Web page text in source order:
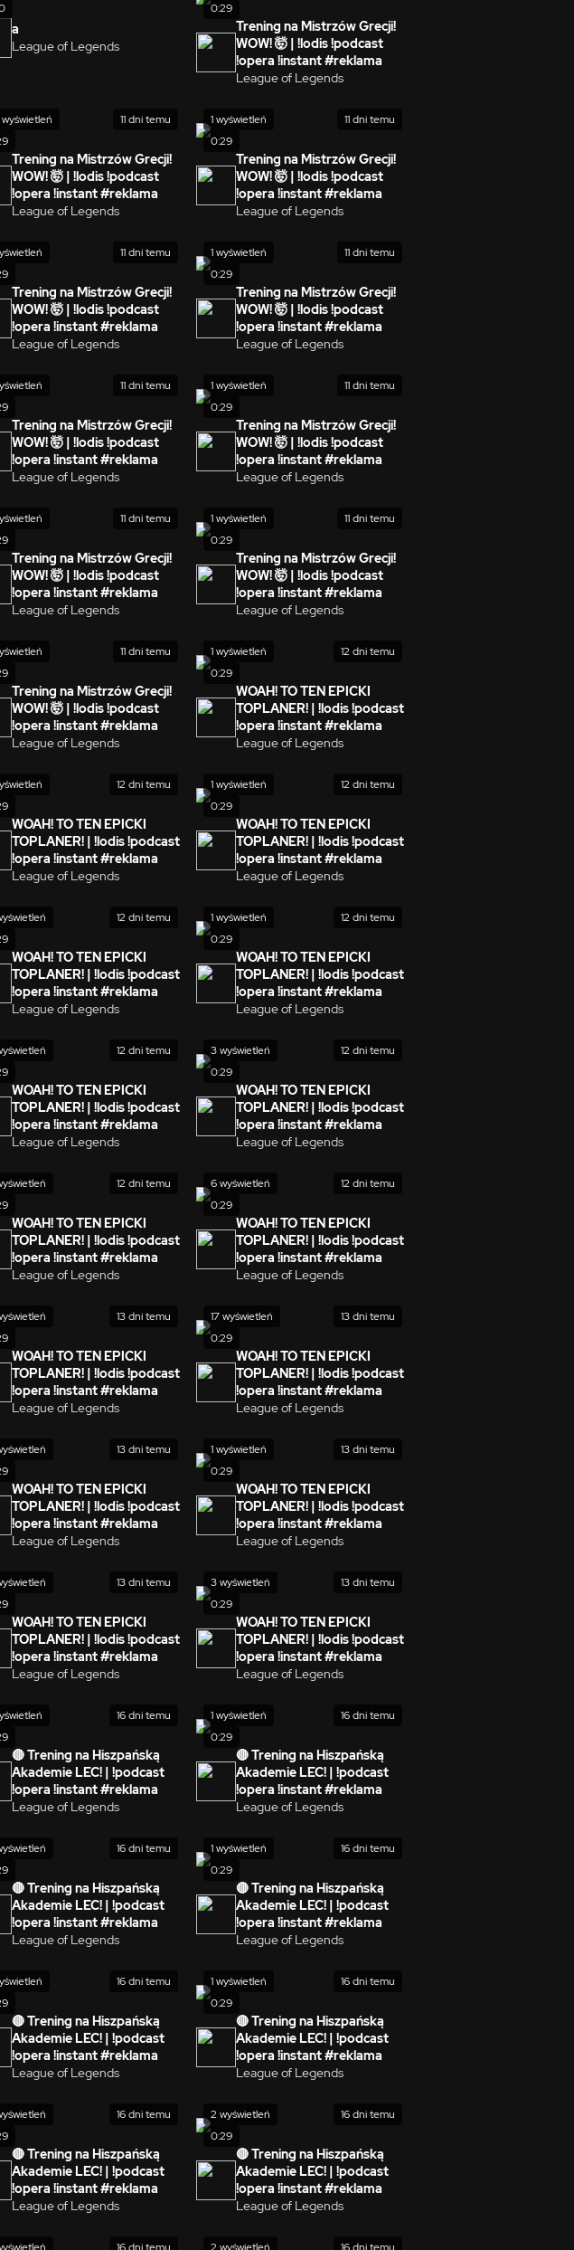
a
League of Legends
0:29
Trening na Mistrzów Grecji!
WOW! 🤯 | !lodis !podcast
!opera !instant #reklama
League of Legends
11 dni temu
Trening na Mistrzów Grecji!
WOW! 🤯 | !lodis !podcast
!opera !instant #reklama
League of Legends
0:29
1 wyświetleń 11 dni temu
Trening na Mistrzów Grecji!
WOW! 🤯 | !lodis !podcast
!opera !instant #reklama
League of Legends
11 dni temu
Trening na Mistrzów Grecji!
WOW! 🤯 | !lodis !podcast
!opera !instant #reklama
League of Legends
0:29
1 wyświetleń 11 dni temu
Trening na Mistrzów Grecji!
WOW! 🤯 | !lodis !podcast
!opera !instant #reklama
League of Legends
11 dni temu
Trening na Mistrzów Grecji!
WOW! 🤯 | !lodis !podcast
!opera !instant #reklama
League of Legends
0:29
1 wyświetleń 11 dni temu
Trening na Mistrzów Grecji!
WOW! 🤯 | !lodis !podcast
!opera !instant #reklama
League of Legends
11 dni temu
Trening na Mistrzów Grecji!
WOW! 🤯 | !lodis !podcast
!opera !instant #reklama
League of Legends
0:29
1 wyświetleń 11 dni temu
Trening na Mistrzów Grecji!
WOW! 🤯 | !lodis !podcast
!opera !instant #reklama
League of Legends
11 dni temu
Trening na Mistrzów Grecji!
WOW! 🤯 | !lodis !podcast
!opera !instant #reklama
League of Legends
0:29
1 wyświetleń 12 dni temu
WOAH! TO TEN EPICKI
TOPLANER! | !lodis !podcast
!opera !instant #reklama
League of Legends
12 dni temu
WOAH! TO TEN EPICKI
TOPLANER! | !lodis !podcast
!opera !instant #reklama
League of Legends
0:29
1 wyświetleń 12 dni temu
WOAH! TO TEN EPICKI
TOPLANER! | !lodis !podcast
!opera !instant #reklama
League of Legends
12 dni temu
WOAH! TO TEN EPICKI
TOPLANER! | !lodis !podcast
!opera !instant #reklama
League of Legends
0:29
1 wyświetleń 12 dni temu
WOAH! TO TEN EPICKI
TOPLANER! | !lodis !podcast
!opera !instant #reklama
League of Legends
12 dni temu
WOAH! TO TEN EPICKI
TOPLANER! | !lodis !podcast
!opera !instant #reklama
League of Legends
0:29
3 wyświetleń 12 dni temu
WOAH! TO TEN EPICKI
TOPLANER! | !lodis !podcast
!opera !instant #reklama
League of Legends
12 dni temu
WOAH! TO TEN EPICKI
TOPLANER! | !lodis !podcast
!opera !instant #reklama
League of Legends
0:29
6 wyświetleń 12 dni temu
WOAH! TO TEN EPICKI
TOPLANER! | !lodis !podcast
!opera !instant #reklama
League of Legends
13 dni temu
WOAH! TO TEN EPICKI
TOPLANER! | !lodis !podcast
!opera !instant #reklama
League of Legends
0:29
17 wyświetleń 13 dni temu
WOAH! TO TEN EPICKI
TOPLANER! | !lodis !podcast
!opera !instant #reklama
League of Legends
13 dni temu
WOAH! TO TEN EPICKI
TOPLANER! | !lodis !podcast
!opera !instant #reklama
League of Legends
0:29
1 wyświetleń 13 dni temu
WOAH! TO TEN EPICKI
TOPLANER! | !lodis !podcast
!opera !instant #reklama
League of Legends
13 dni temu
WOAH! TO TEN EPICKI
TOPLANER! | !lodis !podcast
!opera !instant #reklama
League of Legends
0:29
3 wyświetleń 13 dni temu
WOAH! TO TEN EPICKI
TOPLANER! | !lodis !podcast
!opera !instant #reklama
League of Legends
16 dni temu
🔴 Trening na Hiszpańską
Akademie LEC! | !podcast
!opera !instant #reklama
League of Legends
0:29
1 wyświetleń 16 dni temu
🔴 Trening na Hiszpańską
Akademie LEC! | !podcast
!opera !instant #reklama
League of Legends
16 dni temu
🔴 Trening na Hiszpańską
Akademie LEC! | !podcast
!opera !instant #reklama
League of Legends
0:29
1 wyświetleń 16 dni temu
🔴 Trening na Hiszpańską
Akademie LEC! | !podcast
!opera !instant #reklama
League of Legends
16 dni temu
🔴 Trening na Hiszpańską
Akademie LEC! | !podcast
!opera !instant #reklama
League of Legends
0:29
1 wyświetleń 16 dni temu
🔴 Trening na Hiszpańską
Akademie LEC! | !podcast
!opera !instant #reklama
League of Legends
16 dni temu
🔴 Trening na Hiszpańską
Akademie LEC! | !podcast
!opera !instant #reklama
League of Legends
0:29
2 wyświetleń 16 dni temu
🔴 Trening na Hiszpańską
Akademie LEC! | !podcast
!opera !instant #reklama
League of Legends